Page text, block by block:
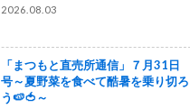
2026.08.03
「まつもと直売所通信」７月31日
号～夏野菜を食べて酷暑を乗り切ろ
う🍉🍅～